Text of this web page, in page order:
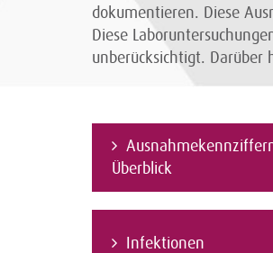
dokumentieren. Diese
Diese
unberücksichtigt. Darüber
Überblick
Infektionen